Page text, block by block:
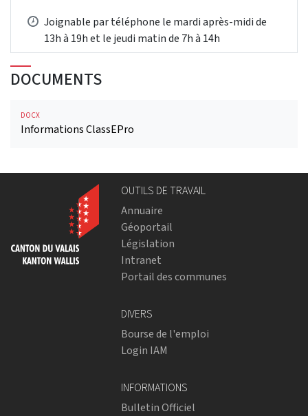
Joignable par téléphone le mardi après-midi de
13h à 19h et le jeudi matin de 7h à 14h
DOCUMENTS
DOCX
Informations ClassEPro
OUTILS DE TRAVAIL
Annuaire
Géoportail
Législation
Intranet
Portail des communes
DIVERS
Bourse de l'emploi
Login IAM
INFORMATIONS
Bulletin Officiel